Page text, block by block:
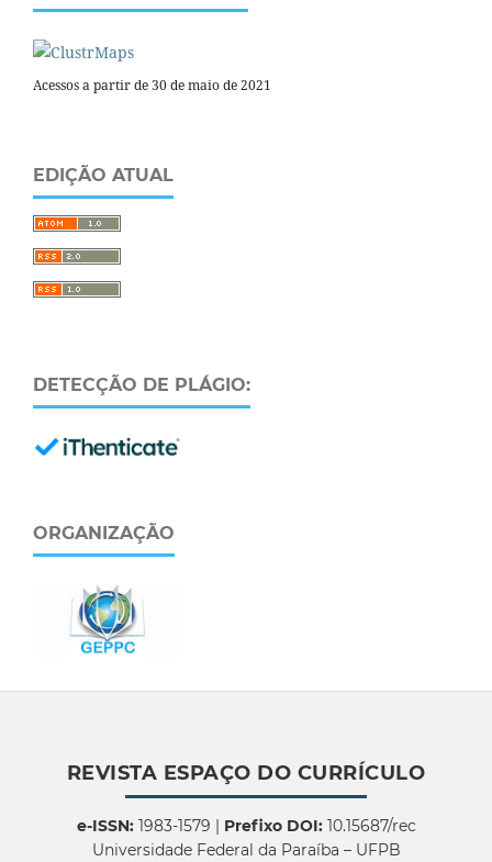
Acessos a partir de 30 de maio de 2021
EDIÇÃO ATUAL
DETECÇÃO DE PLÁGIO:
ORGANIZAÇÃO
REVISTA ESPAÇO DO CURRÍCULO
e-ISSN:1983-1579 | Prefixo DOI:10.15687/rec
Universidade Federal da Paraíba – UFPB